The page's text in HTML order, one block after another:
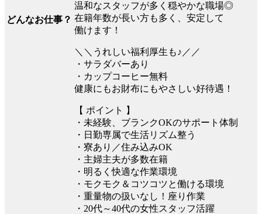
どんなお仕事？
温和なスタッフが多く穏やかな職場◎
在籍年数が長い方も多く、安定して
働けます！
＼＼うれしい福利厚生も♪／／
・サラダバーあり
・カップコーヒー無料
健康にもお財布にもやさしい好待遇！
【 ポイント 】
・未経験、ブランクOKのサポート体制
・日勤専属で生活リズム整う
・寮あり／住み込みOK
・主婦主夫が多数在籍
・明るく快適な作業環境
・モクモク＆コツコツと働ける環境
・重量物の扱いなし！座り作業
・20代～40代の女性スタッフ活躍